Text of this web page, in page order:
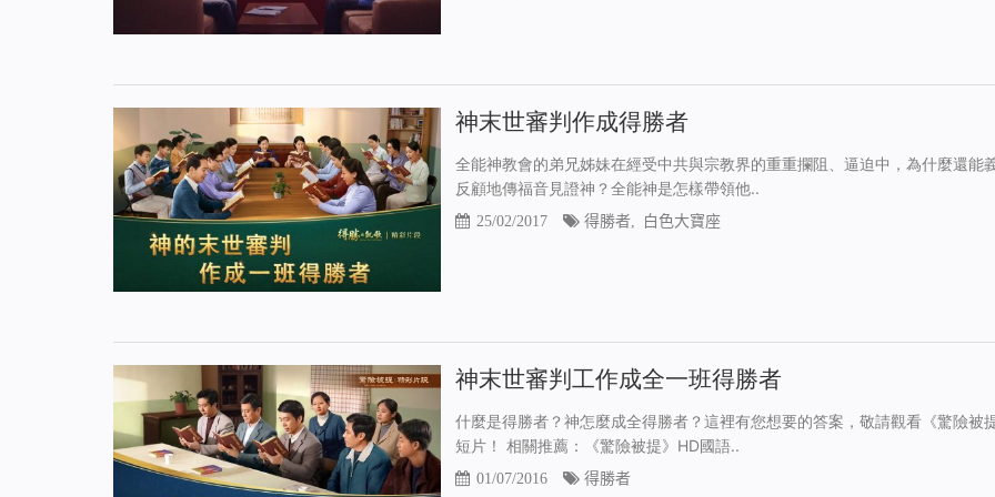
神末世審判作成得勝者
全能神教會的弟兄姊妹在經受中共與宗教界的重重攔阻、逼迫中，為什麼還能
反顧地傳福音見證神？全能神是怎樣帶領他..
25/02/2017 得勝者, 白色大寶座
神末世審判工作成全一班得勝者
什麼是得勝者？神怎麼成全得勝者？這裡有您想要的答案，敬請觀看《驚險被提
短片！ 相關推薦：《驚險被提》HD國語..
01/07/2016 得勝者